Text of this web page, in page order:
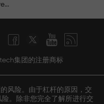
集团的注册商标
风险。由于杠杆的原因，交
。除非您完全了解所进行交